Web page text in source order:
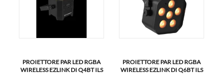
PROIETTORE PAR LED RGBA
WIRELESS EZLINK DI Q4BT ILS
PROIETTORE PAR LED RGBA
WIRELESS EZLINK DI Q6BT ILS